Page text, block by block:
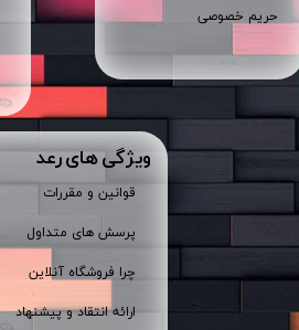
حریم خصوصی
ویژگی های رعد
قوانین و مقررات
پرسش های متداول
چرا فروشگاه آنلاین
ارائه انتقاد و پیشنهاد